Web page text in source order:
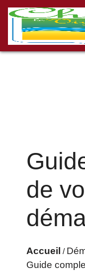
de
Accueil /
Guide